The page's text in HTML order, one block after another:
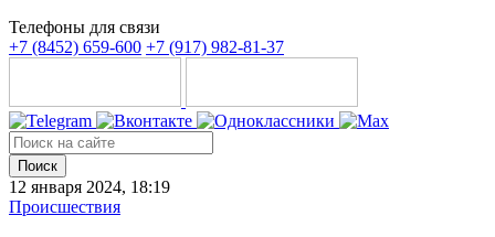
Телефоны для связи
+7 (8452) 659-600 +7 (917) 982-81-37
Поиск
12 января 2024, 18:19
Происшествия